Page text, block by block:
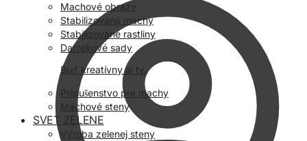
Machové obrazy
Stabilizované machy
Stabilizované rastliny
Darčekové sady
Buď kreatívny aj ty.
Príslušenstvo pre machy
Machové steny
SVET ZELENE
Výroba zelenej steny